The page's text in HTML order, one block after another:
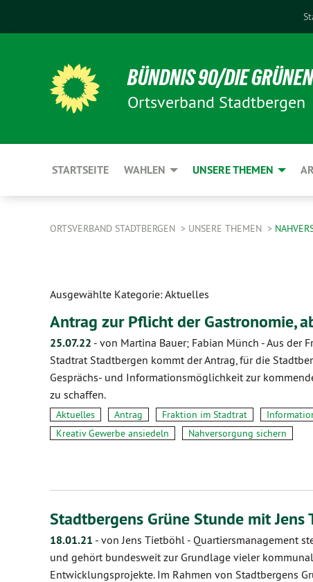
BÜNDNIS 90/DIE GRÜNEN
Ortsverband Stadtbergen
STARTSEITE WAHLEN UNSERE THEMEN
ORTSVERBAND STADTBERGEN UNSERE THEMEN
Ausgewählte Kategorie: Aktuelles
Antrag zur Pflicht der Gastronomie,
25.07.22 - von Martina Bauer; Fabian Münch -Aus der
Stadtrat Stadtbergen kommt der Antrag, für die
Gesprächs- und Informationsmöglichkeit zur
zu schaffen.
Aktuelles Antrag Fraktion im Stadtrat
Kreativ Gewerbe ansiedeln
Nahversorgung sichern
Stadtbergens Grüne Stunde mit
18.01.21 - von Jens Tietböhl - Quartiersmanagement
und gehört bundesweit zur Grundlage vieler
Entwicklungsprojekte. Im Rahmen von Stadtbergens